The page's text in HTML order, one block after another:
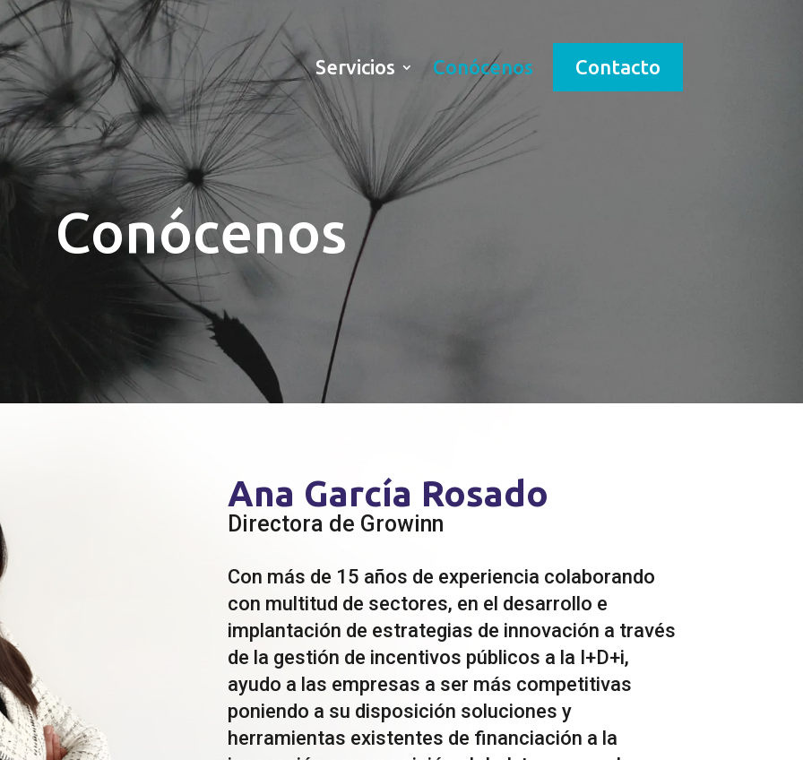
Servicios Conócenos Contacto
Conócenos
Ana García Rosado
Directora de Growinn
Con más de 15 años de experiencia colaborando
con multitud de sectores, en el desarrollo e
implantación de estrategias de innovación a través
de la gestión de incentivos públicos a la I+D+i,
ayudo a las empresas a ser más competitivas
poniendo a su disposición soluciones y
herramientas existentes de financiación a la